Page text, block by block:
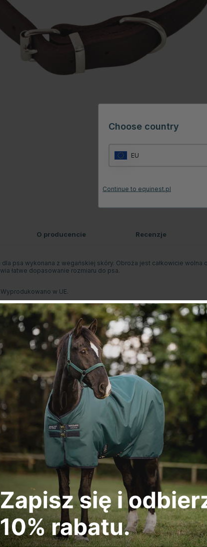
psa wykonana z wegańskiej skóry. Obroża jest całkowicie
łatwe dopasowanie rozmiaru do psa.
w UE.
O producencie Recenzje
Choose country
EU
Continue to equinest.pl